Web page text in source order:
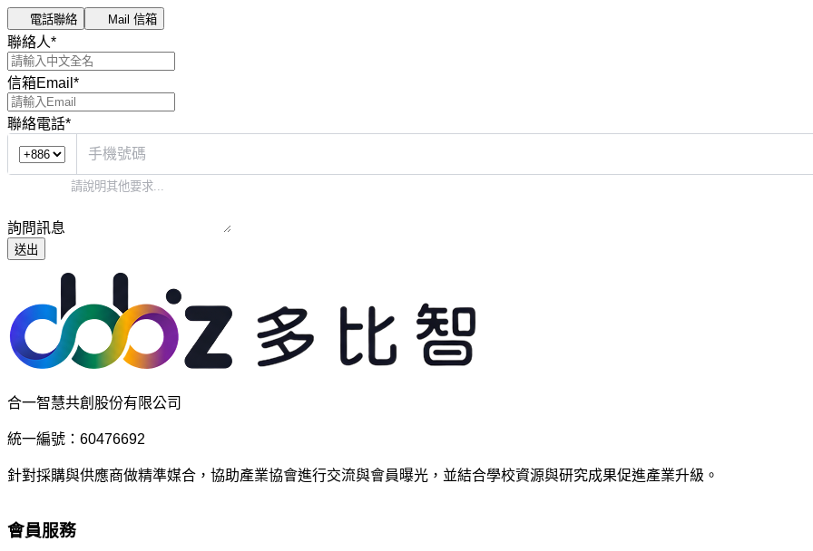
電話聯絡 Mail 信箱
聯絡人*
信箱Email *
聯絡電話*
詢問訊息
送出
合一智慧共創股份有限公司
統一編號：60476692
針對採購與供應商做精準媒合，協助產業協會進行交流與會員曝光，並結合學校資源與研究成果促進產業升級。
會員服務